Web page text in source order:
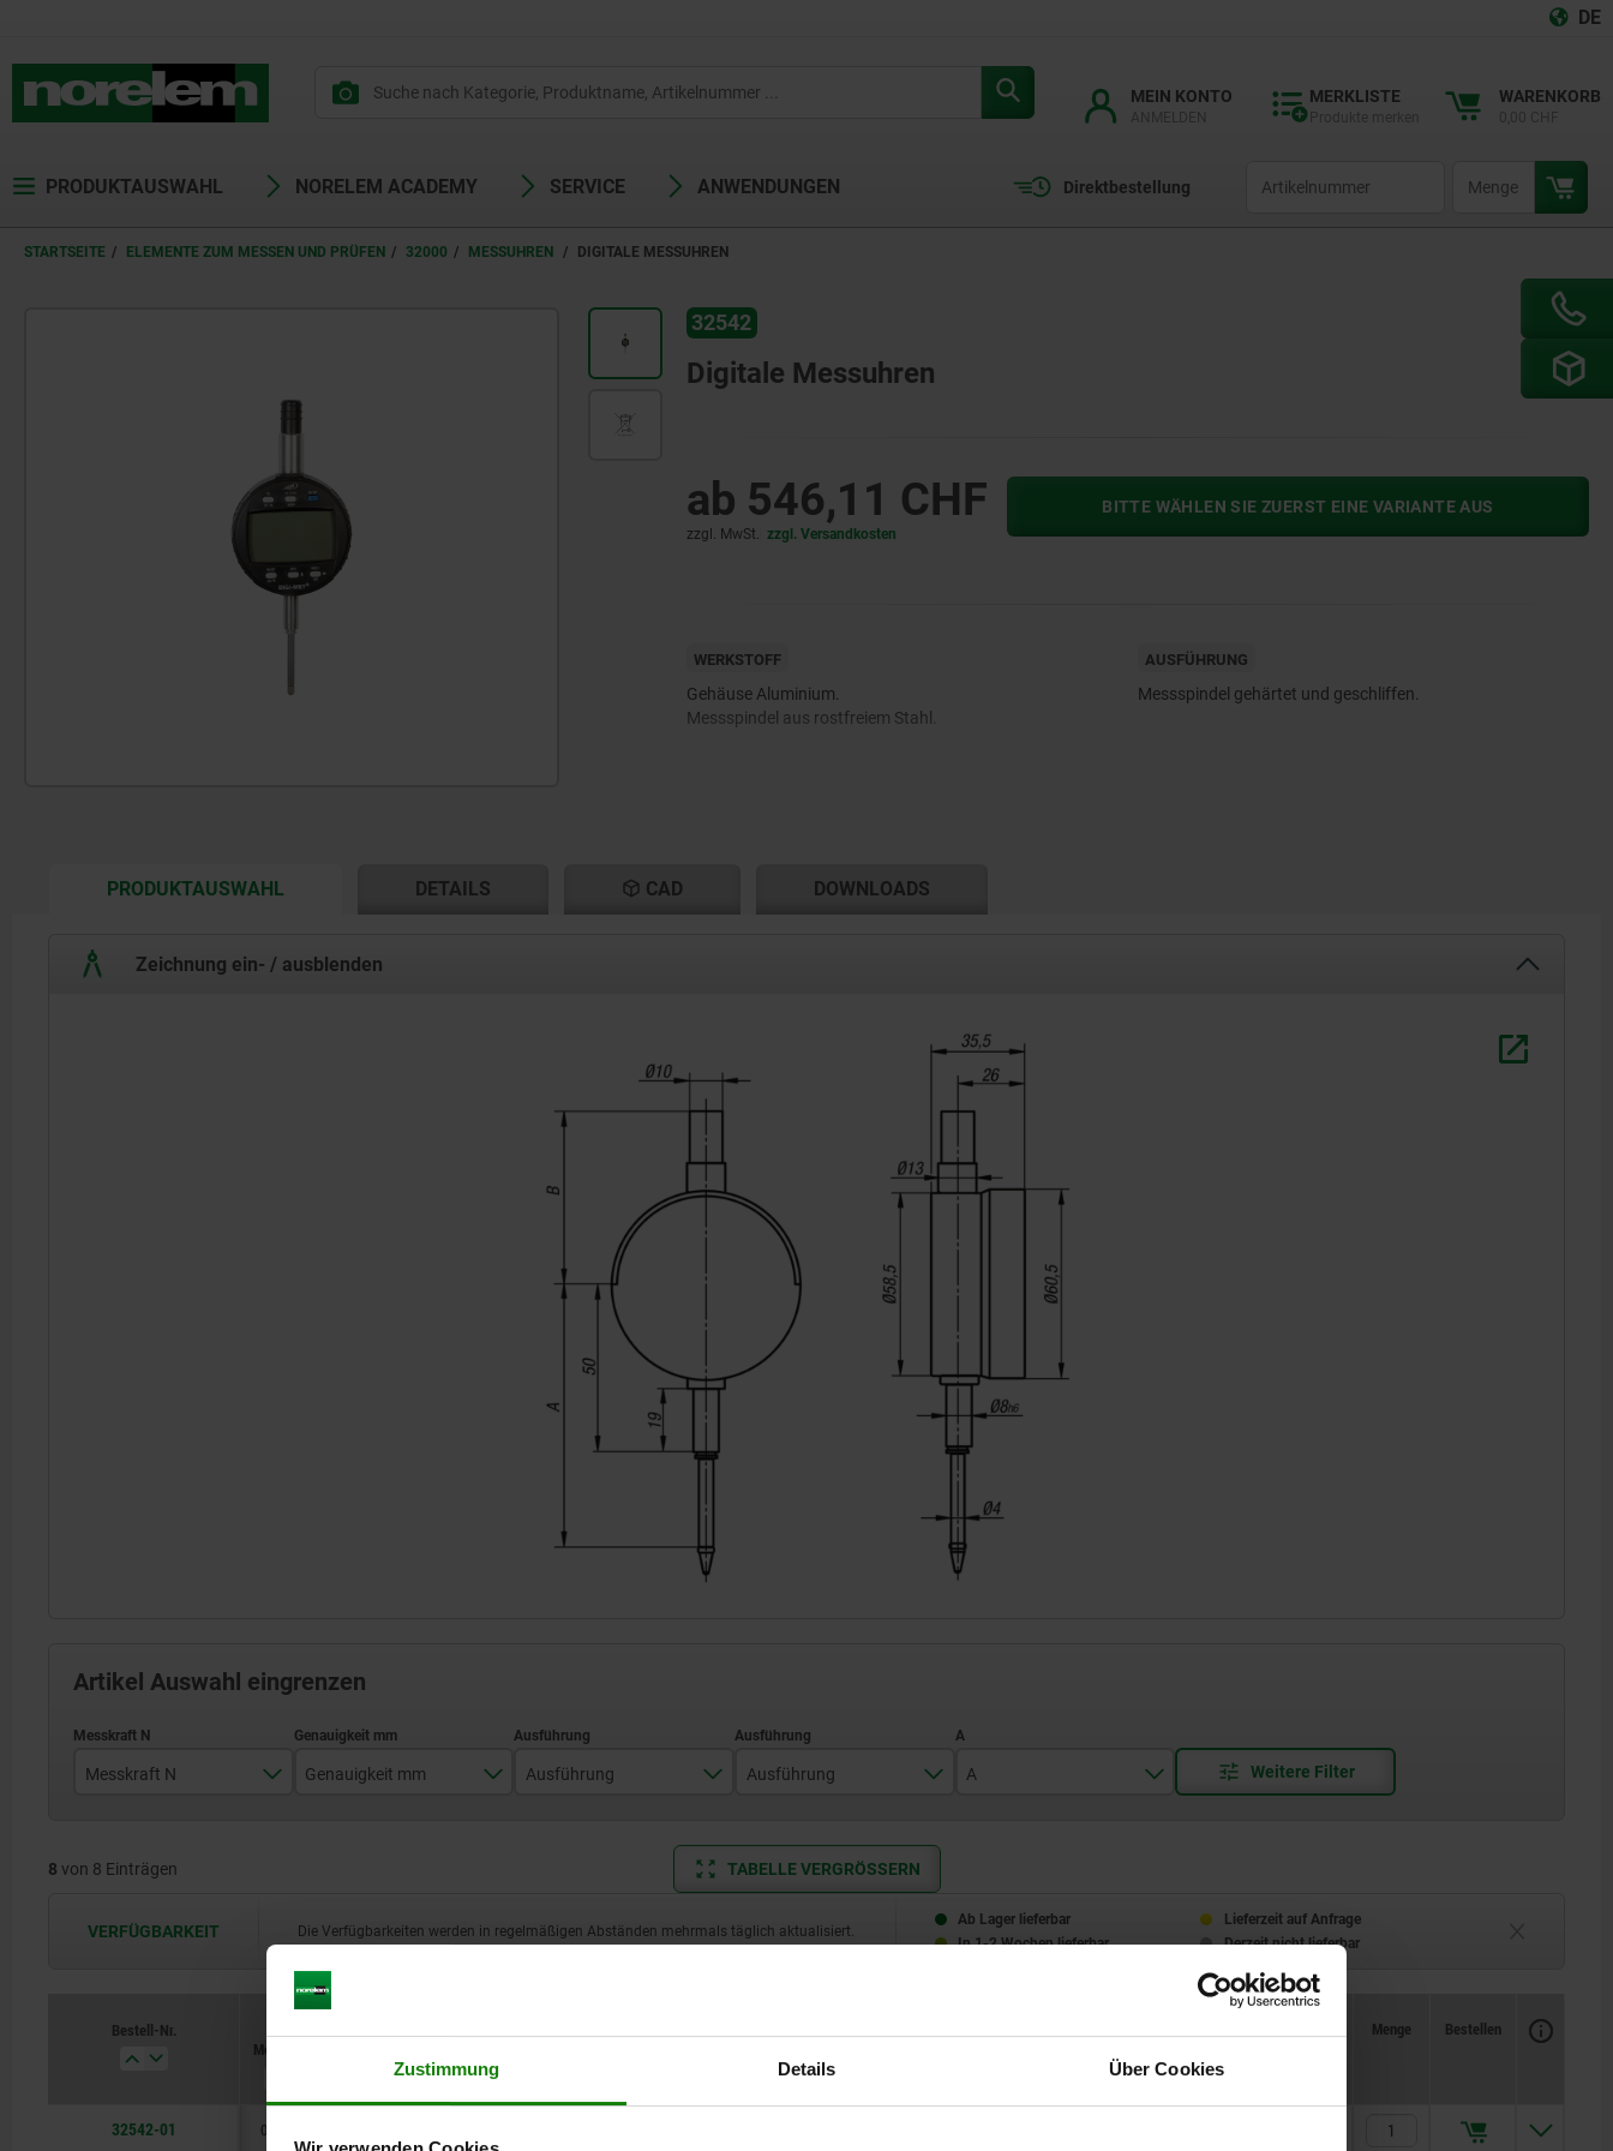
Zustimmung Details Über Cookies
DE
MEIN KONTO MERKLISTE WARENKORB
PRODUKTAUSWAHL NORELEM ACADEMY SERVICE ANWENDUNGEN Direktbestellung
STARTSEITE ELEMENTE ZUM MESSEN UND PRÜFEN 32000 MESSUHREN DIGITALE MESSUHREN
32542
Digitale Messuhren
ab 546,11 CHF
zzgl. MwSt. zzgl. Versandkosten
BITTE WÄHLEN SIE ZUERST EINE VARIANTE AUS
WERKSTOFF
Gehäuse Aluminium.
Messspindel aus rostfreiem Stahl.
AUSFÜHRUNG
Messspindel gehärtet und geschliffen.
PRODUKTAUSWAHL DETAILS CAD DOWNLOADS
Zeichnung ein- / ausblenden
Artikel Auswahl eingrenzen
Messkraft N
0,65 - 0,9
Genauigkeit mm Ausführung
Messuhr mit Kalibrierzertifikat
Ausführung A
8 von 8 Einträgen TABELLE VERGRÖSSERN
VERFÜGBARKEIT Die Verfügbarkeiten werden in regelmäßigen Abständen mehrmals täglich aktualisiert.
Ab Lager lieferbar
Lieferzeit auf Anfrage
In 1-2 Wochen lieferbar
Derzeit nicht lieferbar
Bestell-Nr.
Messkraft N
Menge Bestellen
32542-01 0,6 - 1,10